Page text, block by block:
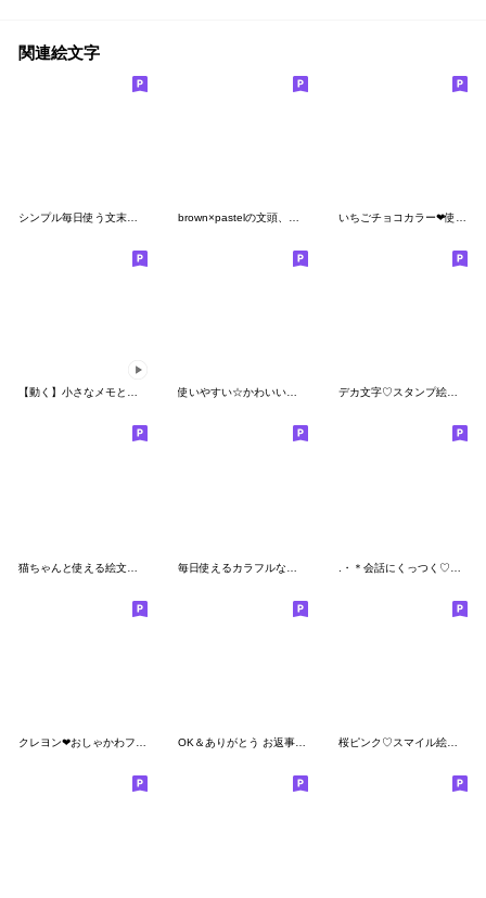
関連絵文字
【動く】小さなメモとお花の詰め合わせ 使いやすい☆かわいいカラフル絵文字 デカ文字♡スタンプ絵文字♡しろくま
桜ピンク♡スマイル絵文字